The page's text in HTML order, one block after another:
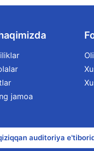
jamoa
auditoriya